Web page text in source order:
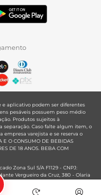
e aplicativo podem ser diferentes
pesáveis possuem peso médio
Produtos sujeitos à
Caso falte algum item, o
empresa varejista e se reserva o
O CONSUMO DE BEBIDAS
DE 18 ANOS. BEBA COM
Zona Sul S/A F1129 - CNPJ:
Vergueiro da Cruz, 380 - Olaria